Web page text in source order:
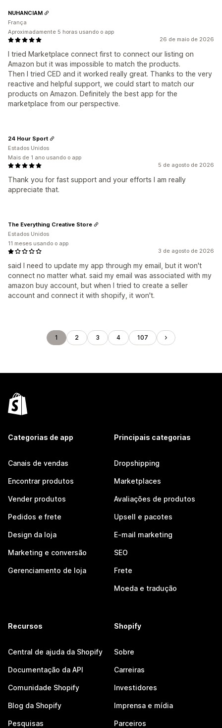
26 de maio de 2026
I tried Marketplace connect first to connect our listing on
Amazon but it was impossible to match the products.
Then I tried CED and it worked really great. Thanks to the very
reactive and helpful support, we could start to match our
products on Amazon. Definitely the best app for the
marketplace from our perspective.
NUHANCIAM
França
Aproximadamente 5 horas usando o app
5 de agosto de 2026
Thank you for fast support and your efforts I am really
appreciate that.
24 Hour Sport
Estados Unidos
Mais de 1 ano usando o app
3 de agosto de 2026
said I need to update my app through my email, but it won't
connect no matter what. said my email was associated with my
amazon buy account, but when I tried to create a seller
account and connect it with shopify, it won't.
The Everything Creative Store
Estados Unidos
11 meses usando o app
1 2 3 4 107
Categorias de app
Canais de vendas
Encontrar produtos
Vender produtos
Pedidos e frete
Design da loja
Marketing e conversão
Gerenciamento de loja
Principais categorias
Dropshipping
Marketplaces
Avaliações de produtos
Upsell e pacotes
E-mail marketing
SEO
Frete
Moeda e tradução
Recursos
Central de ajuda da Shopify
Documentação da API
Comunidade Shopify
Blog da Shopify
Pesquisas
Shopify
Sobre
Carreiras
Investidores
Imprensa e mídia
Parceiros